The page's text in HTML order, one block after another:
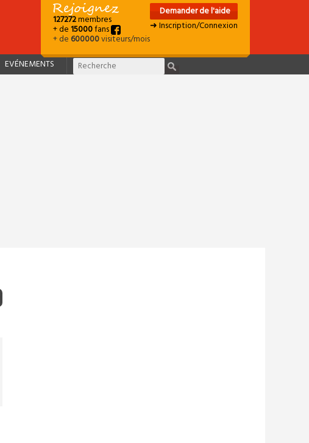
127272membres
+ de15000fans
+ de600000visiteurs/mois
Demander de l'aide
➜ Inscription/Connexion
EVÉNEMENTS